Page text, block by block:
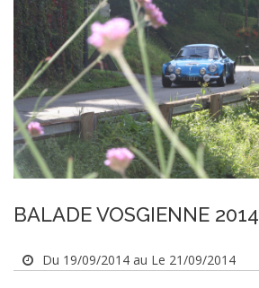
BALADE VOSGIENNE 2014
Du 19/09/2014 au Le 21/09/2014